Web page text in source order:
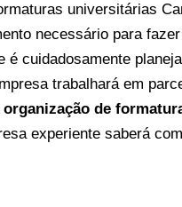
universitárias
necessário para
cuidadosamente
trabalhará em
organização de
experiente saberá